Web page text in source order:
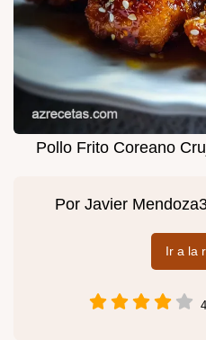
Pollo Frito Coreano
Por Javier Mendoza
Ir a la